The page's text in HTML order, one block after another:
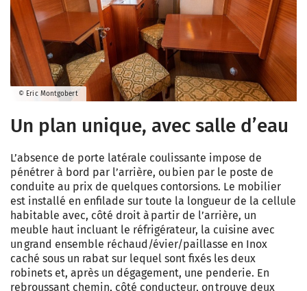
© Eric Montgobert
Un plan unique, avec salle d’eau
L’absence de porte latérale coulissante impose de
pénétrer à bord par l’arrière, ou bien par le poste de
conduite au prix de quelques contorsions. Le mobilier
est installé en enfilade sur toute la longueur de la cellule
habitable avec, côté droit à partir de l’arrière, un
meuble haut incluant le réfrigérateur, la cuisine avec
un grand ensemble réchaud/évier/paillasse en Inox
caché sous un rabat sur lequel sont fixés les deux
robinets et, après un dégagement, une penderie. En
rebroussant chemin, côté conducteur, on trouve deux